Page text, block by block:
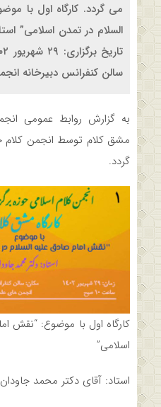
می گردد. کارگاه اول با
السلام در تمدن اسلامی”
سالن کنفرانس دبیرخانه
به گزارش روابط عمومی
مشق کلام توسط انجمن کلام
گردد.
کارگاه اول با موضوع: “نقش
اسلامی”
استاد: آقای دکتر محمد جاودان